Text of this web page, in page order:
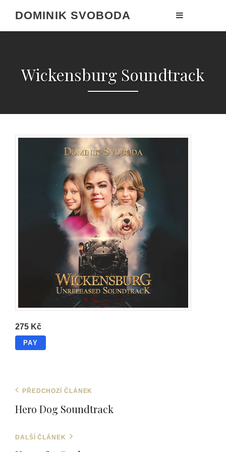
DOMINIK SVOBODA
Domov > Produkt > Wickensburg Soundtrack
Wickensburg Soundtrack
275 Kč
Wickensburg
Soundtrack
PAY
PŘEDCHOZÍ ČLÁNEK
Hero Dog Soundtrack
DALŠÍ ČLÁNEK